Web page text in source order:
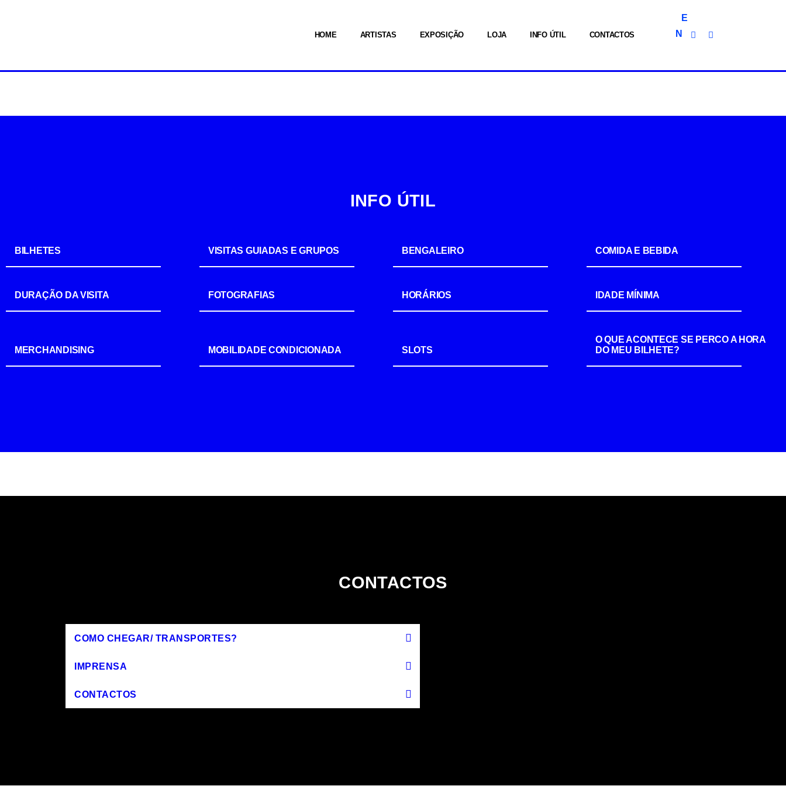
HOME ARTISTAS EXPOSIÇÃO LOJA INFO ÚTIL CONTACTOS
E
N
INFO ÚTIL
BILHETES VISITAS GUIADAS E GRUPOS BENGALEIRO COMIDA E BEBIDA
DURAÇÃO DA VISITA FOTOGRAFIAS HORÁRIOS IDADE MÍNIMA
MERCHANDISING MOBILIDADE CONDICIONADA SLOTS
O QUE ACONTECE SE PERCO A HORA
DO MEU BILHETE?
CONTACTOS
COMO CHEGAR/ TRANSPORTES?
IMPRENSA
CONTACTOS